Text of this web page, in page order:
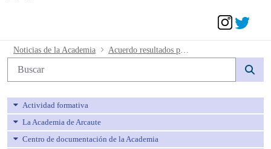
Acuerdo resultados provisionales
Noticias de la Academia
Búsqueda web
Actividad formativa
La Academia de Arcaute
Centro de documentación de la Academia